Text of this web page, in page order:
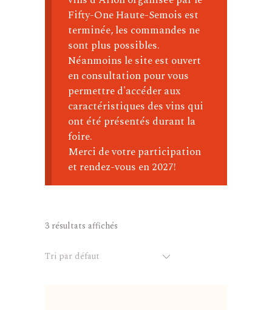
Fifty-One Haute-Semois est
terminée, les commandes ne
sont plus possibles.
Néanmoins le site est ouvert
en consultation pour vous
permettre d'accéder aux
caractéristiques des vins qui
ont été présentés durant la
foire.
Merci de votre participation
et rendez-vous en 2027!
3 résultats affichés
Tri par défaut